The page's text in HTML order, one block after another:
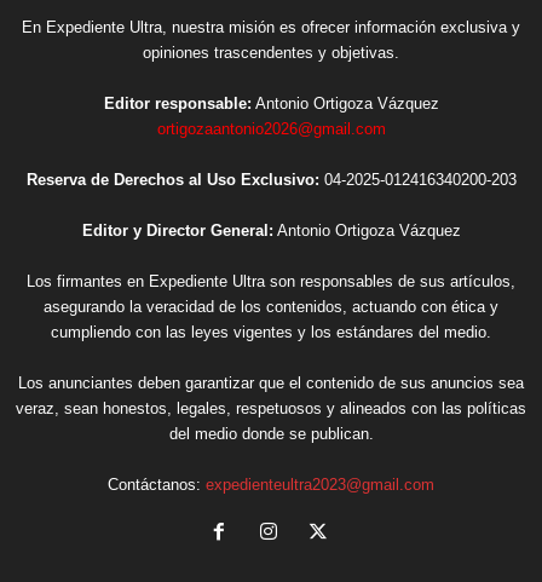
En Expediente Ultra, nuestra misión es ofrecer información exclusiva y
opiniones trascendentes y objetivas.
Editor responsable: Antonio Ortigoza Vázquez
ortigozaantonio2026@gmail.com
Reserva de Derechos al Uso Exclusivo: 04-2025-012416340200-203
Editor y Director General: Antonio Ortigoza Vázquez
Los firmantes en Expediente Ultra son responsables de sus artículos,
asegurando la veracidad de los contenidos, actuando con ética y
cumpliendo con las leyes vigentes y los estándares del medio.
Los anunciantes deben garantizar que el contenido de sus anuncios sea
veraz, sean honestos, legales, respetuosos y alineados con las políticas
del medio donde se publican.
Contáctanos: expedienteultra2023@gmail.com